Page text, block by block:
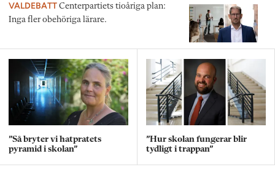
VALDEBATT Centerpartiets tioåriga plan:
Inga fler obehöriga lärare.
”Så bryter vi hatpratets
pyramid i skolan”
”Hur skolan fungerar blir
tydligt i trappan”